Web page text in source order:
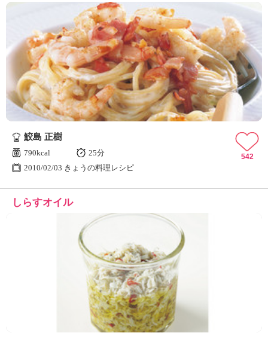
鮫島 正樹
790kcal
25分
2010/02/03 きょうの料理レシピ
542
しらすオイル